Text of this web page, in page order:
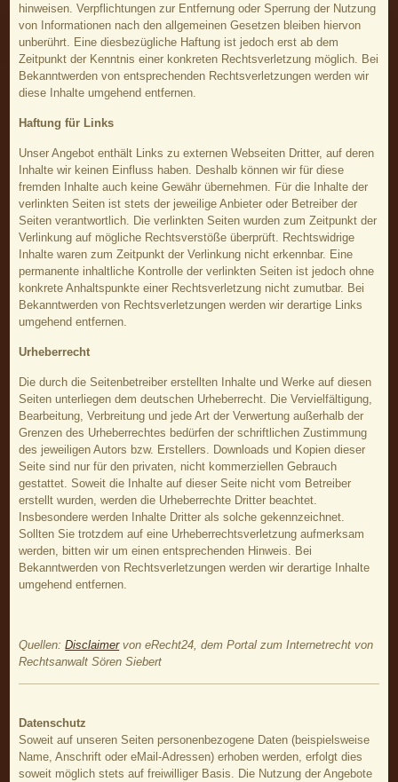
hinweisen. Verpflichtungen zur Entfernung oder Sperrung der Nutzung
von Informationen nach den allgemeinen Gesetzen bleiben hiervon
unberührt. Eine diesbezügliche Haftung ist jedoch erst ab dem
Zeitpunkt der Kenntnis einer konkreten Rechtsverletzung möglich. Bei
Bekanntwerden von entsprechenden Rechtsverletzungen werden wir
diese Inhalte umgehend entfernen.
Haftung für Links
Unser Angebot enthält Links zu externen Webseiten Dritter, auf deren
Inhalte wir keinen Einfluss haben. Deshalb können wir für diese
fremden Inhalte auch keine Gewähr übernehmen. Für die Inhalte der
verlinkten Seiten ist stets der jeweilige Anbieter oder Betreiber der
Seiten verantwortlich. Die verlinkten Seiten wurden zum Zeitpunkt der
Verlinkung auf mögliche Rechtsverstöße überprüft. Rechtswidrige
Inhalte waren zum Zeitpunkt der Verlinkung nicht erkennbar. Eine
permanente inhaltliche Kontrolle der verlinkten Seiten ist jedoch ohne
konkrete Anhaltspunkte einer Rechtsverletzung nicht zumutbar. Bei
Bekanntwerden von Rechtsverletzungen werden wir derartige Links
umgehend entfernen.
Urheberrecht
Die durch die Seitenbetreiber erstellten Inhalte und Werke auf diesen
Seiten unterliegen dem deutschen Urheberrecht. Die Vervielfältigung,
Bearbeitung, Verbreitung und jede Art der Verwertung außerhalb der
Grenzen des Urheberrechtes bedürfen der schriftlichen Zustimmung
des jeweiligen Autors bzw. Erstellers. Downloads und Kopien dieser
Seite sind nur für den privaten, nicht kommerziellen Gebrauch
gestattet. Soweit die Inhalte auf dieser Seite nicht vom Betreiber
erstellt wurden, werden die Urheberrechte Dritter beachtet.
Insbesondere werden Inhalte Dritter als solche gekennzeichnet.
Sollten Sie trotzdem auf eine Urheberrechtsverletzung aufmerksam
werden, bitten wir um einen entsprechenden Hinweis. Bei
Bekanntwerden von Rechtsverletzungen werden wir derartige Inhalte
umgehend entfernen.
Quellen:Disclaimervon eRecht24, dem Portal zum Internetrecht von
Rechtsanwalt Sören Siebert
Datenschutz
Soweit auf unseren Seiten personenbezogene Daten (beispielsweise
Name, Anschrift oder eMail-Adressen) erhoben werden, erfolgt dies
soweit möglich stets auf freiwilliger Basis. Die Nutzung der Angebote